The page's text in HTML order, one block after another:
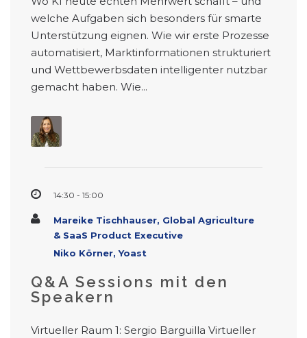
welche Aufgaben sich besonders für smarte
Unterstützung eignen. Wie wir erste Prozesse
automatisiert, Marktinformationen strukturiert
und Wettbewerbsdaten intelligenter nutzbar
gemacht haben. Wie...
14:30 - 15:00
Mareike Tischhauser, Global Agriculture
& SaaS Product Executive
Niko Körner, Yoast
Q&A Sessions mit den
Speakern
Virtueller Raum 1: Sergio Barguilla Virtueller